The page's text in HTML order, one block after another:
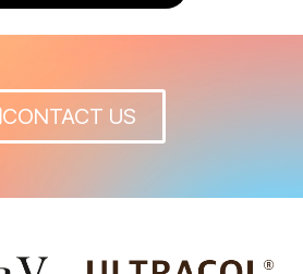
CONTACT US